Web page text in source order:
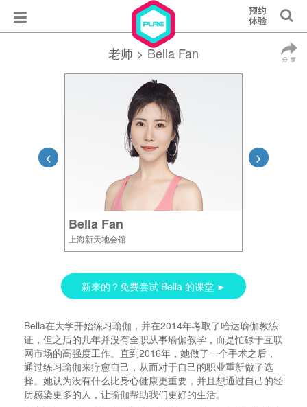
老师 > Bella Fan
Bella Fan
上海新天地会馆
新来的？免费尝试 Bella 的课堂 ►
Bella在大学开始练习瑜伽，并在2014年考取了哈达瑜伽教练
证，但之后的几年并没有全职从事瑜伽教学，而是忙碌于互联
网市场的高强度工作。直到2016年，她做了一个手术之后，
通过练习瑜伽来疗愈自己，从而对于自己的职业重新做了选
择。她认为没有什么比身心健康更重要，并且想通过自己的经
历感染更多的人，让瑜伽帮助我们更好的生活。